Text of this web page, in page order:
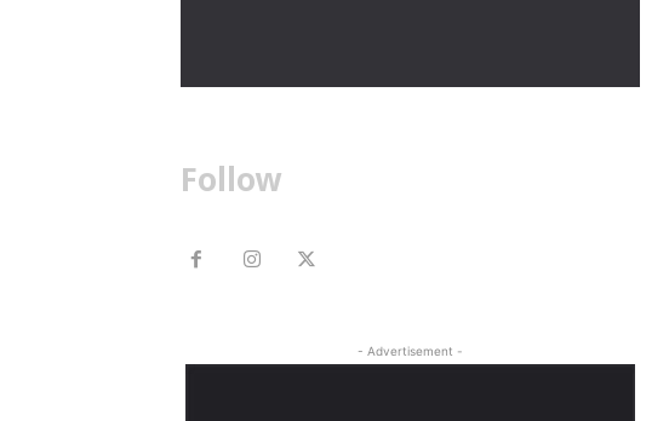
Follow
- Advertisement -